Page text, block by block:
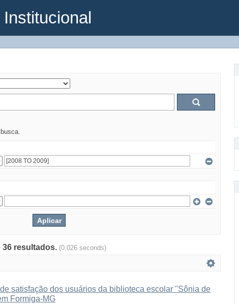
36 resultados. (0.026 seconds)
satisfação dos usuários da biblioteca escolar "Sônia de
Formiga-MG